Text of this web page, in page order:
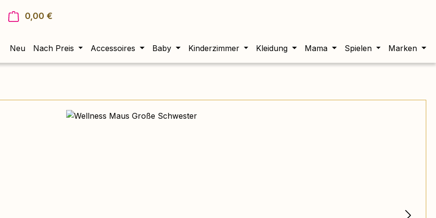
0,00 €
Neu Nach Preis Accessoires Baby Kinderzimmer Kleidung Mama Spielen Marken